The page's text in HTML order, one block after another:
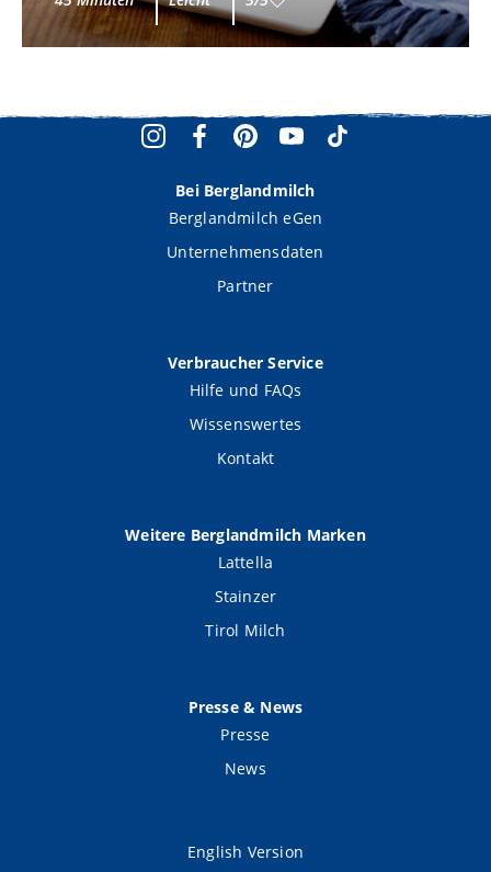
Bei Berglandmilch
Berglandmilch eGen
Unternehmensdaten
Partner
Verbraucher Service
Hilfe und FAQs
Wissenswertes
Kontakt
Weitere Berglandmilch Marken
Lattella
Stainzer
Tirol Milch
Presse & News
Presse
News
English Version